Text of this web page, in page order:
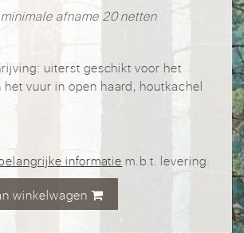
afname 20 netten
uiterst geschikt voor het
het vuur in open haard, houtkachel
informatie m.b.t. levering.
winkelwagen